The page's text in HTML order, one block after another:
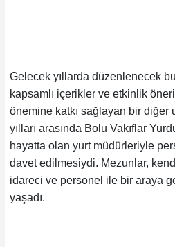
Gelecek yıllarda düzenlenecek
kapsamlı içerikler ve etkinlik
önemine katkı sağlayan bir diğer
yılları arasında Bolu Vakıflar
hayatta olan yurt müdürleriyle
davet edilmesiydi. Mezunlar,
idareci ve personel ile bir araya
yaşadı.